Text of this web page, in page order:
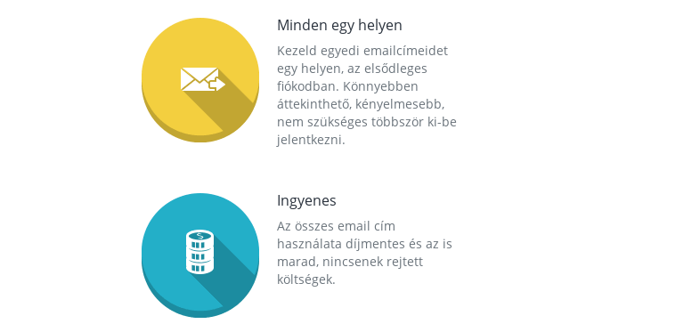
Minden egy helyen
Kezeld egyedi emailcímeidet
egy helyen, az elsődleges
fiókodban. Könnyebben
áttekinthető, kényelmesebb,
nem szükséges többször ki-be
jelentkezni.
Ingyenes
Az összes email cím
használata díjmentes és az is
marad, nincsenek rejtett
költségek.